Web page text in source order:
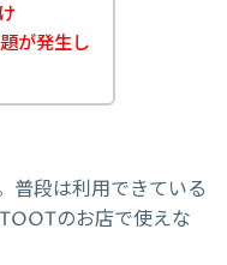
が発生し
普段は利用できている
のお店で使えな